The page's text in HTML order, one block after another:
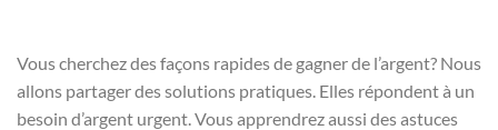
Vous cherchez des façons rapides de gagner de l’argent? Nous
allons partager des solutions pratiques. Elles répondent à un
besoin d’argent urgent. Vous apprendrez aussi des astuces